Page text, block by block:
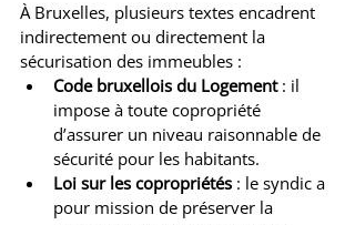
À Bruxelles, plusieurs textes encadrent
indirectement ou directement la
sécurisation des immeubles :
Code bruxellois du Logement : il
impose à toute copropriété
d’assurer un niveau raisonnable de
sécurité pour les habitants.
Loi sur les copropriétés : le syndic a
pour mission de préserver la